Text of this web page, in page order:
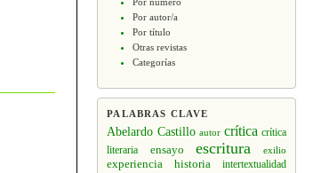
Por autor/a
Por título
Otras revistas
Categorías
PALABRAS CLAVE
Abelardo Castillo autor crítica crítica
literaria
ensayo escritura exilio
experiencia historia intertextualidad